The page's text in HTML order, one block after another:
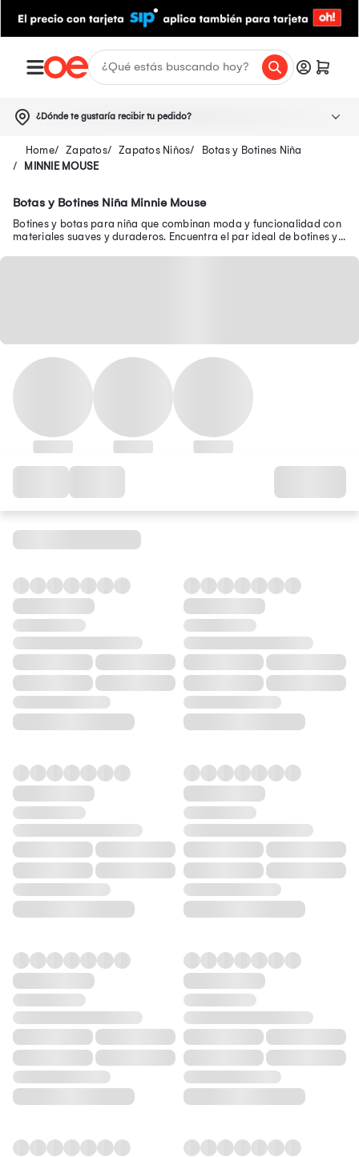
¿Dónde te gustaría recibir tu pedido?
Zapatos Zapatos Niños
Botas y Botines Niña
MINNIE MOUSE
Botas y Botines Niña Minnie Mouse
Botines y botas para niña que combinan moda y funcionalidad con
materiales suaves y duraderos. Encuentra el par ideal de botines y